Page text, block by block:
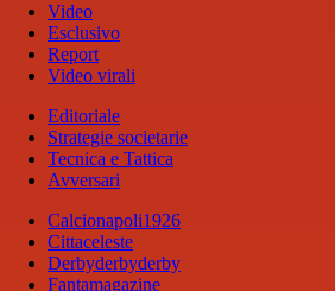
Video
Esclusivo
Report
Video virali
Editoriale
Strategie societarie
Tecnica e Tattica
Avversari
Calcionapoli1926
Cittaceleste
Derbyderbyderby
Fantamagazine